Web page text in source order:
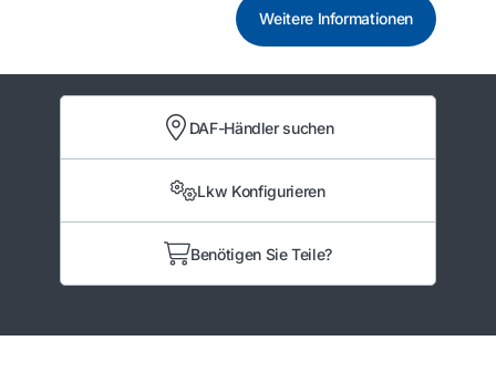
Weitere Informationen
DAF-Händler suchen
Lkw Konfigurieren
Benötigen Sie Teile?